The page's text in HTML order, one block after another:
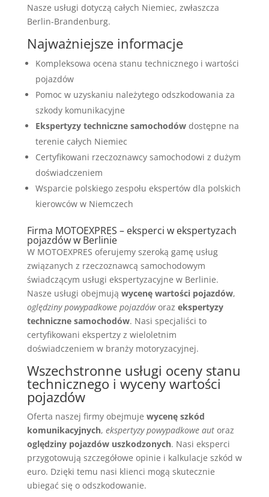
Nasze usługi dotyczą całych Niemiec, zwłaszcza
Berlin-Brandenburg.
Najważniejsze informacje
Kompleksowa ocena stanu technicznego i wartości
pojazdów
Pomoc w uzyskaniu należytego odszkodowania za
szkody komunikacyjne
Ekspertyzy techniczne samochodówdostępne na
terenie całych Niemiec
Certyfikowani rzeczoznawcy samochodowi z dużym
doświadczeniem
Wsparcie polskiego zespołu ekspertów dla polskich
kierowców w Niemczech
Firma MOTOEXPRES – eksperci w ekspertyzach
pojazdów w Berlinie
W MOTOEXPRES oferujemy szeroką gamę usług
związanych z rzeczoznawcą samochodowym
świadczącym usługi ekspertyzacyjne w Berlinie.
Nasze usługi obejmują wycenę wartości pojazdów,
oględziny powypadkowe pojazdóworaz ekspertyzy
techniczne samochodów. Nasi specjaliści to
certyfikowani ekspertzy z wieloletnim
doświadczeniem w branży motoryzacyjnej.
Wszechstronne usługi oceny stanu
technicznego i wyceny wartości
pojazdów
Oferta naszej firmy obejmuje wycenę szkód
komunikacyjnych, ekspertyzy powypadkowe autoraz
oględziny pojazdów uszkodzonych. Nasi eksperci
przygotowują szczegółowe opinie i kalkulacje szkód w
euro. Dzięki temu nasi klienci mogą skutecznie
ubiegać się o odszkodowanie.